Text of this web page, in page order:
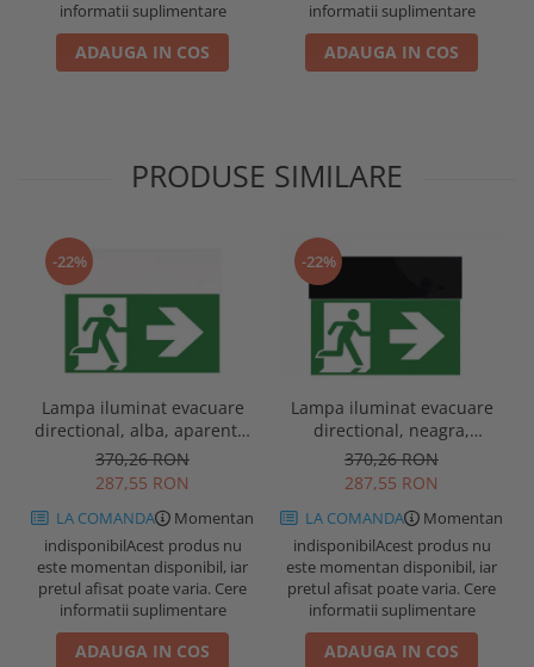
informatii suplimentare
ADAUGA IN COS
informatii suplimentare
ADAUGA IN COS
PRODUSE SIMILARE
-22%
Lampa iluminat evacuare
directional, alba, aparenta,
3 ore, 3W, mentinut, test
automat, IP20, Intelight
90385
370,26 RON
287,55 RON
LA COMANDA
Momentan
indisponibilAcest produs nu
este momentan disponibil, iar
pretul afisat poate varia. Cere
informatii suplimentare
ADAUGA IN COS
-22%
Lampa iluminat evacuare
directional, neagra,
aparenta, 3 ore, 3W,
mentinut, test automat,
IP20, Intelight 90085
370,26 RON
287,55 RON
LA COMANDA
Momentan
indisponibilAcest produs nu
este momentan disponibil, iar
pretul afisat poate varia. Cere
informatii suplimentare
ADAUGA IN COS